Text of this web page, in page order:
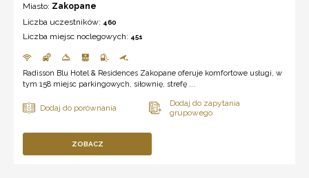
Miasto: Zakopane
Liczba uczestników: 460
Liczba miejsc noclegowych: 451
Radisson Blu Hotel & Residences Zakopane oferuje komfortowe usługi, w
tym 158 miejsc parkingowych, siłownię, strefę ...
ZOBACZ